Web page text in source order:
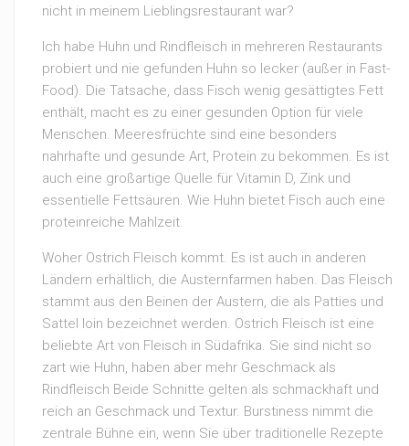
nicht in meinem Lieblingsrestaurant war?
Ich habe Huhn und Rindfleisch in mehreren Restaurants
probiert und nie gefunden Huhn so lecker (außer in Fast-
Food). Die Tatsache, dass Fisch wenig gesättigtes Fett
enthält, macht es zu einer gesunden Option für viele
Menschen. Meeresfrüchte sind eine besonders
nahrhafte und gesunde Art, Protein zu bekommen. Es ist
auch eine großartige Quelle für Vitamin D, Zink und
essentielle Fettsäuren. Wie Huhn bietet Fisch auch eine
proteinreiche Mahlzeit.
Woher Ostrich Fleisch kommt. Es ist auch in anderen
Ländern erhältlich, die Austernfarmen haben. Das Fleisch
stammt aus den Beinen der Austern, die als Patties und
Sattel loin bezeichnet werden. Ostrich Fleisch ist eine
beliebte Art von Fleisch in Südafrika. Sie sind nicht so
zart wie Huhn, haben aber mehr Geschmack als
Rindfleisch Beide Schnitte gelten als schmackhaft und
reich an Geschmack und Textur. Burstiness nimmt die
zentrale Bühne ein, wenn Sie über traditionelle Rezepte